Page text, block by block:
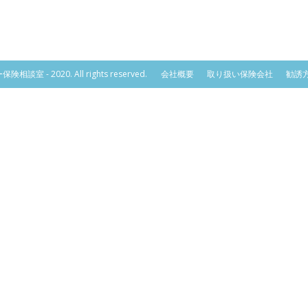
険相談室 - 2020. All rights reserved. 会社概要 取り扱い保険会社 勧誘